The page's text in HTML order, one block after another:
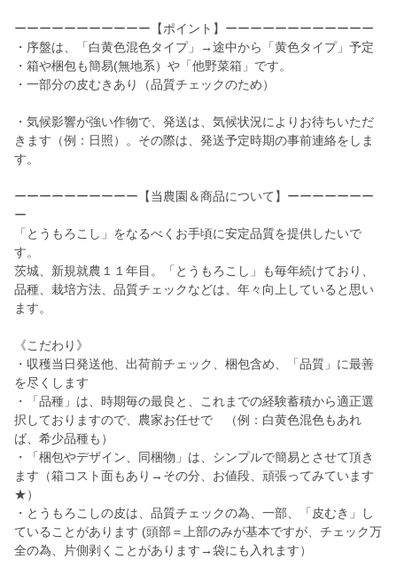
ーーーーーーーーーーー【ポイント】ーーーーーーーーーーーー
・序盤は、「白黄色混色タイプ」→途中から「黄色タイプ」予定
・箱や梱包も簡易(無地系）や「他野菜箱」です。
・一部分の皮むきあり（品質チェックのため）
・気候影響が強い作物で、発送は、気候状況によりお待ちいただ
きます（例：日照）。その際は、発送予定時期の事前連絡をしま
す。
ーーーーーーーーーー【当農園＆商品について】ーーーーーーー
ー
「とうもろこし」をなるべくお手頃に安定品質を提供したいで
す。
茨城、新規就農１１年目。「とうもろこし」も毎年続けており、
品種、栽培方法、品質チェックなどは、年々向上していると思い
ます。
《こだわり》
・収穫当日発送他、出荷前チェック、梱包含め、「品質」に最善
を尽くします
・「品種」は、時期毎の最良と、これまでの経験蓄積から適正選
択しておりますので、農家お任せで （例：白黄色混色もあれ
ば、希少品種も）
・「梱包やデザイン、同梱物」は、シンプルで簡易とさせて頂き
ます（箱コスト面もあり→その分、お値段、頑張ってみています
★）
・とうもろこしの皮は、品質チェックの為、一部、「皮むき」し
ていることがあります (頭部＝上部のみが基本ですが、チェック万
全の為、片側剥くことがあります→袋にも入れます）